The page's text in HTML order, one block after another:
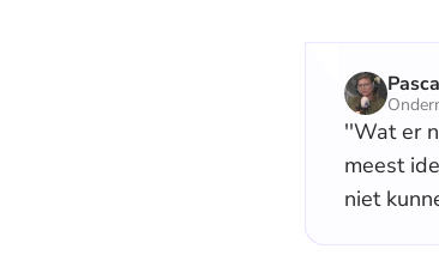
''Wat er
meest
niet